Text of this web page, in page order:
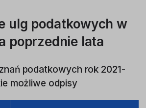
ulg podatkowych w
poprzednie lata
podatkowych rok 2021-
możliwe odpisy